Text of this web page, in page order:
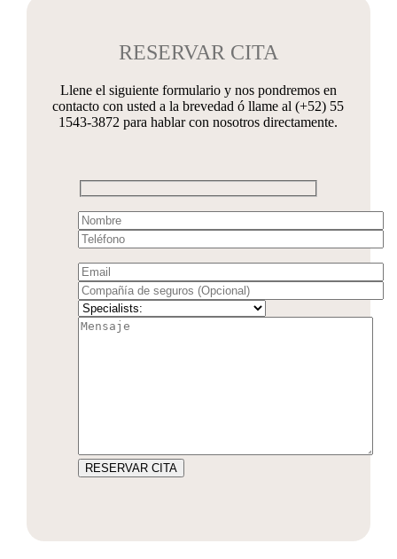
RESERVAR CITA
Llene el siguiente formulario y nos pondremos en
contacto con usted a la brevedad ó llame al (+52) 55
1543-3872 para hablar con nosotros directamente.